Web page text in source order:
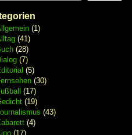
(1)
(41)
(28)
(7)
(5)
(30)
(17)
(19)
(43)
(4)
(17)